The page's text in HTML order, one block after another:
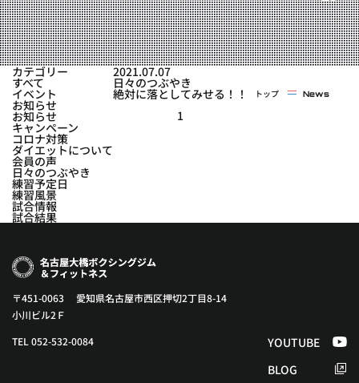
実戦コース
料金システム
選手紹介
よくある質問
フィットネスコース
料金システム
ビフォーアフター
YOUTUBE BLOG
トップ News
カテゴリー
すべて
イベント
お知らせ
お知らせ
キャンペーン
コロナ対策
ダイエットについて
会員の声
日々のつぶやき
練習予定日
練習風景
試合情報
試合結果
2021.07.07
日々のつぶやき
絶対に落としてみせる！！
1
〒451-0063 愛知県名古屋市西区押切2丁目8-14
小川ビル2Ｆ
TEL 052-532-0084
YOUTUBE
BLOG